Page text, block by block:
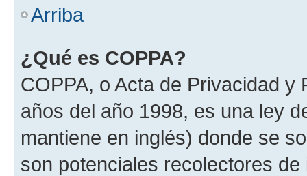
Arriba
¿Qué es COPPA?
COPPA, o Acta de Privacidad
años del año 1998, es una ley
mantiene en inglés) donde se
son potenciales recolectores